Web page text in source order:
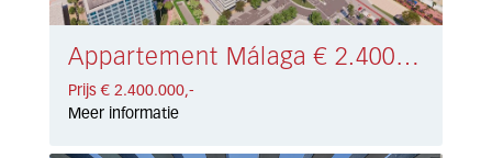
Appartement Málaga € 2.400.000,-
Prijs € 2.400.000,-
Meer informatie